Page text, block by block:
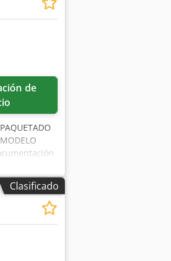
de
Ajzp H
aire: 6 bares -
Peso: 1000
mm)
aire: 6
Clasificado